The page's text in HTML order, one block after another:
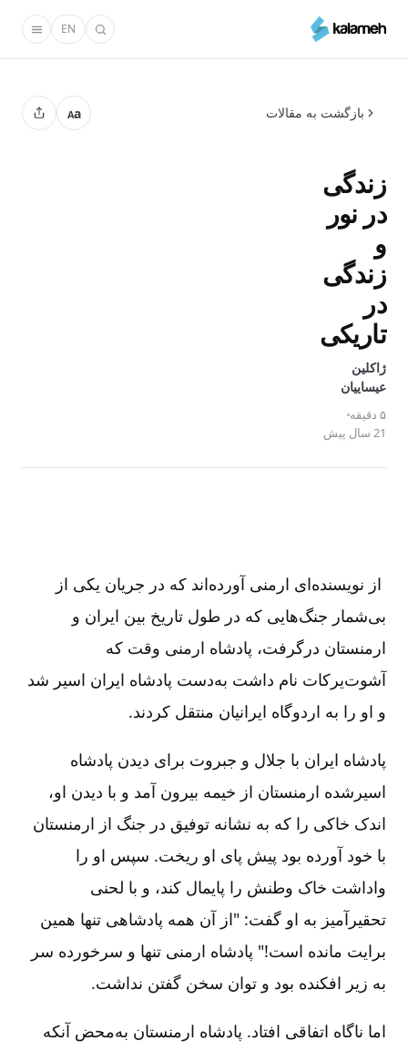
محتوای
EN
بازگشت به مقالات Aa
زندگی
در نور
و
زندگی
در
تاریکی
ژاکلین
عیساییان
۵ دقیقه
21 سال پیش
از نویسنده‌ای ارمنی آورده‌اند که در جریان یکی از
بی‌شمار جنگ‌هایی که در طول تاریخ بین ایران و
ارمنستان درگرفت، پادشاه ارمنی وقت که
آشوت‌یرکات نام داشت به‌دست پادشاه ایران اسیر ‌شد
و او را به اردوگاه ایرانیان منتقل کردند.
پادشاه ایران با جلال و جبروت برای دیدن پادشاه
اسیرشده ارمنستان از خیمه بیرون ‌آمد و با دیدن او،
اندک خاکی را که به نشانه توفیق در جنگ از ارمنستان
با خود آورده بود پیش پای او ریخت. سپس او را
واداشت خاک وطنش را پایمال کند، و با لحنی
تحقیرآمیز به او گفت: "از آن همه پادشاهی تنها همین
برایت مانده است!" پادشاه ارمنی تنها و سرخورده سر
به زیر افکنده بود و توان سخن گفتن نداشت.
اما ناگاه اتفاقی افتاد. پادشاه ارمنستان به‌محض آنکه